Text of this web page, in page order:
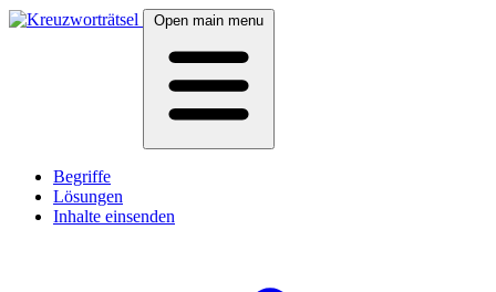
Open main menu
Begriffe
Lösungen
Inhalte einsenden